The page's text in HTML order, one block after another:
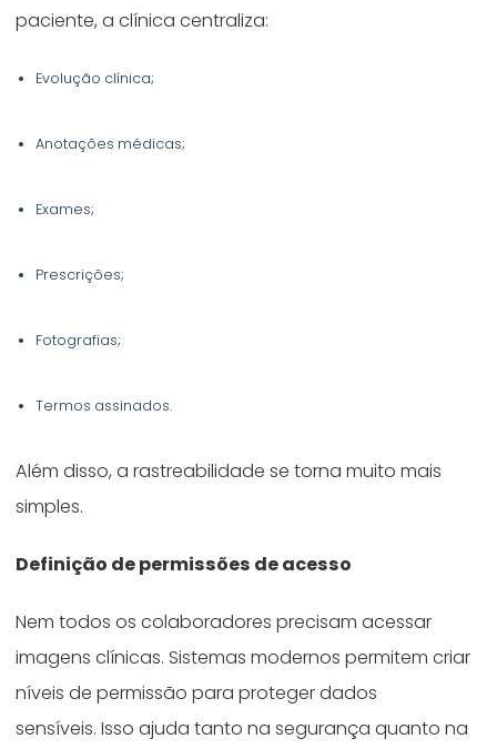
paciente, a clínica centraliza:
Evolução clínica;
Anotações médicas;
Exames;
Prescrições;
Fotografias;
Termos assinados.
Além disso, a rastreabilidade se torna muito mais
simples.
Definição de permissões de acesso
Nem todos os colaboradores precisam acessar
imagens clínicas. Sistemas modernos permitem criar
níveis de permissão para proteger dados
sensíveis. Isso ajuda tanto na segurança quanto na